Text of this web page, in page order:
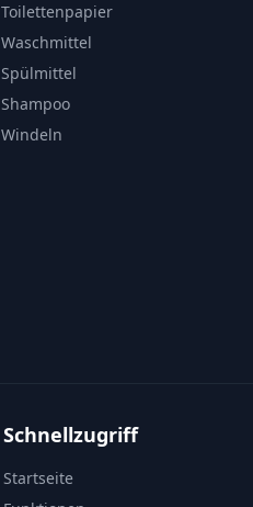
Toilettenpapier
Waschmittel
Spülmittel
Shampoo
Windeln
Schnellzugriff
Startseite